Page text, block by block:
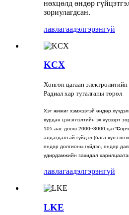
нөхцөлд өндөр
зориулагдсан.
лавлагаадэлгэрэнгүй
KCX
Хөнгөн цагаан электролитийн
Радиал хар тугалганы төрөл
Хэт жижиг хэмжээтэй өндөр
хурдан цэнэглэлтийн эх үүсвэрт
105-аас доош 2000~3000 цаг°C
алдагдалтай гүйдэл (бага
өндөр долгионы гүйдэл, өндөр
удирдамжийн захидал
лавлагаадэлгэрэнгүй
LKE